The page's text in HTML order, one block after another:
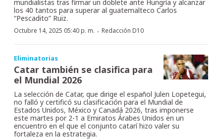
mundialistas tras firmar un doblete ante Hungría y alcanzar
los 40 tantos para superar al guatemalteco Carlos
“Pescadito” Ruiz.
Octubre 14, 2025 05:40 p. m. · Redacción D10
Eliminatorias
Catar también se clasifica para
el Mundial 2026
La selección de Catar, que dirige el español Julen Lopetegui,
no falló y certificó su clasificación para el Mundial de
Estados Unidos, México y Canadá 2026, tras imponerse
este martes por 2-1 a Emiratos Árabes Unidos en un
encuentro en el que el conjunto catarí hizo valer su
fortaleza en la estrategia.